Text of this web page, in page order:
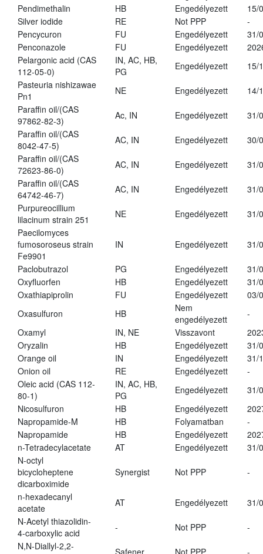
Pendimethalin
HB Engedélyezett
15/
Silver iodide
RE Not PPP
-
Pencycuron
FU Engedélyezett
31/
Penconazole
FU Engedélyezett
Pelargonic acid (CAS
112-05-0)
IN, AC, HB,
PG
Engedélyezett
15/
Pasteuria nishizawae
Pn1
NE Engedélyezett
14/
Paraffin oil/(CAS
97862-82-3)
Ac, IN Engedélyezett
31/
Paraffin oil/(CAS
8042-47-5)
AC, IN Engedélyezett
30/
Paraffin oil/(CAS
72623-86-0)
AC, IN Engedélyezett
31/
Paraffin oil/(CAS
64742-46-7)
AC, IN Engedélyezett
31/
Purpureocillium
lilacinum strain 251
NE Engedélyezett
31/
Paecilomyces
fumosoroseus strain
Fe9901
IN Engedélyezett 31/
Paclobutrazol PG Engedélyezett
31/
Oxyfluorfen
HB Engedélyezett
31/
Oxathiapiprolin
FU Engedélyezett
03/
Oxasulfuron
HB
Nem
engedélyezett
-
Oxamyl
IN, NE Visszavont
Oryzalin
HB Engedélyezett
31/
Orange oil
IN Engedélyezett
31/
Onion oil
RE Engedélyezett
-
Oleic acid (CAS 112-
80-1)
IN, AC, HB,
PG
Engedélyezett
31/
Nicosulfuron
HB Engedélyezett
Napropamide-M
HB Folyamatban
-
Napropamide
HB Engedélyezett
n-Tetradecylacetate
AT Engedélyezett
31/
N-octyl
bicycloheptene
dicarboximide
Synergist Not PPP -
n-hexadecanyl
acetate
AT Engedélyezett
31/
N-Acetyl thiazolidin-
4-carboxylic acid
- Not PPP
-
N,N-Diallyl-2,2-